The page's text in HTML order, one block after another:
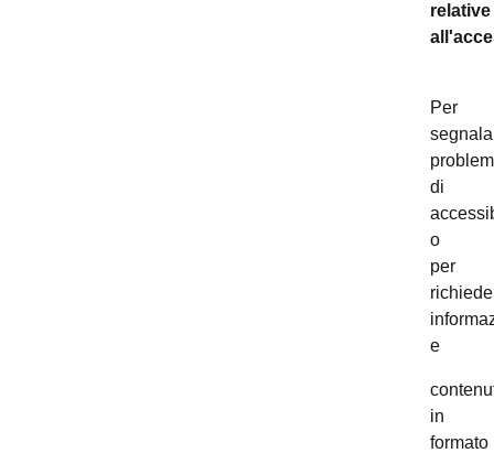
relative
Per
di
o
per
e
in
formato